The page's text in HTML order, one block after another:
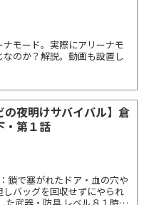
モード。実際にアリーナモ
のか？解説。動画も設置し
の夜明けサバイバル】倉
・第１話
バッグを回収せずにやられ